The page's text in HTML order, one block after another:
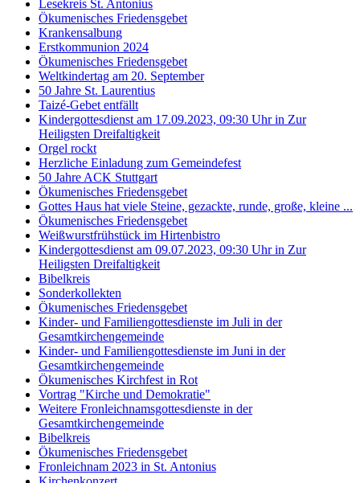
Lesekreis St. Antonius
Ökumenisches Friedensgebet
Krankensalbung
Erstkommunion 2024
Ökumenisches Friedensgebet
Weltkindertag am 20. September
50 Jahre St. Laurentius
Taizé-Gebet entfällt
Kindergottesdienst am 17.09.2023, 09:30 Uhr in Zur
Heiligsten Dreifaltigkeit
Orgel rockt
Herzliche Einladung zum Gemeindefest
50 Jahre ACK Stuttgart
Ökumenisches Friedensgebet
Gottes Haus hat viele Steine, gezackte, runde, große, kleine ...
Ökumenisches Friedensgebet
Weißwurstfrühstück im Hirtenbistro
Kindergottesdienst am 09.07.2023, 09:30 Uhr in Zur
Heiligsten Dreifaltigkeit
Bibelkreis
Sonderkollekten
Ökumenisches Friedensgebet
Kinder- und Familiengottesdienste im Juli in der
Gesamtkirchengemeinde
Kinder- und Familiengottesdienste im Juni in der
Gesamtkirchengemeinde
Ökumenisches Kirchfest in Rot
Vortrag "Kirche und Demokratie"
Weitere Fronleichnamsgottesdienste in der
Gesamtkirchengemeinde
Bibelkreis
Ökumenisches Friedensgebet
Fronleichnam 2023 in St. Antonius